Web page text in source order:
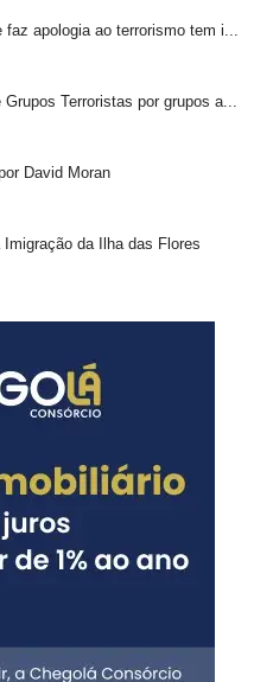
faz apologia ao terrorismo tem i...
Terroristas por grupos a...
David Moran
da Ilha das Flores